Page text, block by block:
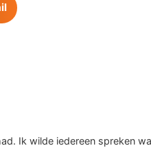
Ik wilde iedereen spreken